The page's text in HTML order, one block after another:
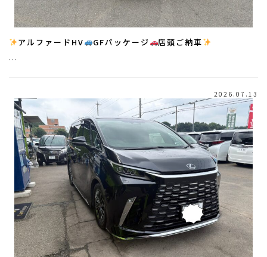
アルファードHV GFパッケージ
店頭ご納車
…
2026.07.13